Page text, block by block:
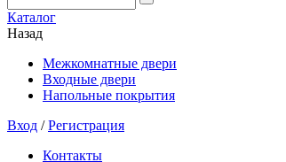
Каталог
Назад
Межкомнатные двери
Входные двери
Напольные покрытия
Вход /Регистрация
Контакты